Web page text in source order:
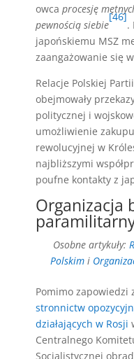
owca procesję
pewnością siebie
[46]
.
japońskiemu MSZ
zaangażowanie się
Relacje Polskiej
obejmowały
politycznej i
umożliwienie
rewolucyjnej w
najbliższymi
poufne kontakty z
Organizacja
Osobne artykuły:
Polskim i
Pomimo zapowiedzi
stronnictw
działających w Rosji
Centralnego
Socjalistycznej